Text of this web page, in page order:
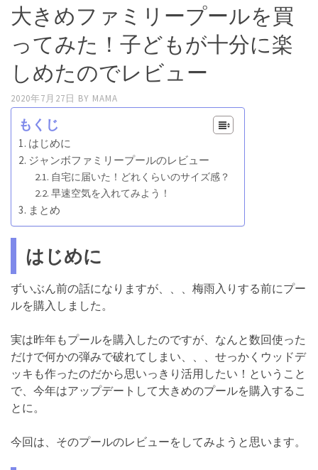
大きめファミリープールを買
ってみた！子どもが十分に楽
しめたのでレビュー
2020年7月27日 BY MAMA
もくじ
はじめに
ジャンボファミリープールのレビュー
自宅に届いた！どれくらいのサイズ感？
早速空気を入れてみよう！
まとめ
はじめに
ずいぶん前の話になりますが、、、梅雨入りする前にプー
ルを購入しました。
実は昨年もプールを購入したのですが、なんと数回使った
だけで何かの弾みで破れてしまい、、、せっかくウッドデ
ッキも作ったのだから思いっきり活用したい！ということ
で、今年はアップデートして大きめのプールを購入するこ
とに。
今回は、そのプールのレビューをしてみようと思います。